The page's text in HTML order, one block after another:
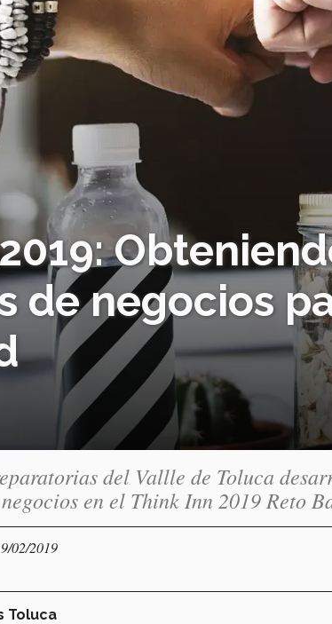
de negocios
del Vallle de Toluca
en el Think Inn 2019 Reto
02/2019
Toluca